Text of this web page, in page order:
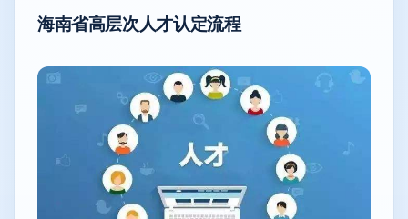
海南省高层次人才认定流程